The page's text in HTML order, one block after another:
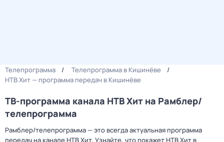
Телепрограмма
Телепрограмма в Кишинёве
НТВ Хит — программа передач в Кишинёве
ТВ-программа канала НТВ Хит на Рамблер/
телепрограмма
Рамблер/телепрограмма — это всегда актуальная программа
передач на канале НТВ Хит. Узнайте, что покажет НТВ Хит в